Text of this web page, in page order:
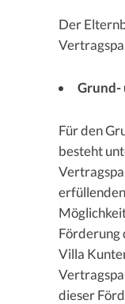
Der
Grund-
Für den
besteht
Förderung
Villa
dieser